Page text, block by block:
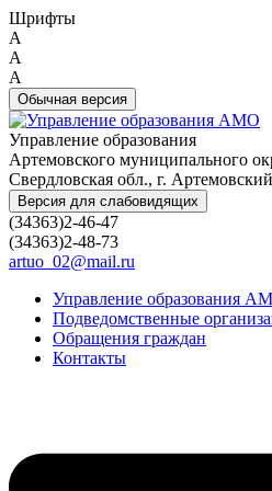
Шрифты
A
A
A
Обычная версия
Управление образования
Артемовского муниципального
Свердловская обл., г.
Версия для слабовидящих
(34363)2-46-47
(34363)2-48-73
artuo_02@mail.ru
Управление образования
Подведомственные
Обращения граждан
Контакты